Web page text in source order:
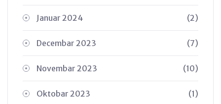
Januar 2024 (2)
Decembar 2023 (7)
Novembar 2023 (10)
Oktobar 2023 (1)